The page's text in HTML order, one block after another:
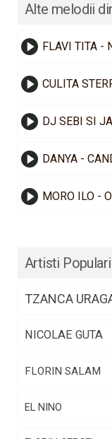
Alte melodii
FLAVI TITA -
CULITA
DJ SEBI SI
DANYA -
MORO ILO -
Artisti Populari
TZANCA
NICOLAE GUTA
FLORIN SALAM
EL NINO